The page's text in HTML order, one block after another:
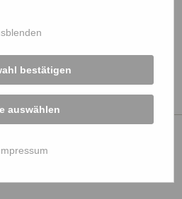
werden ein bis zwei Monate vor der
bestätigen
auswählen